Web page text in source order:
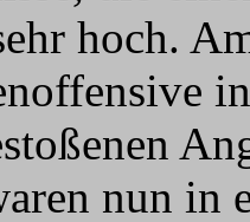
hoch.
nun